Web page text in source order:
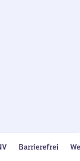
Barrierefrei